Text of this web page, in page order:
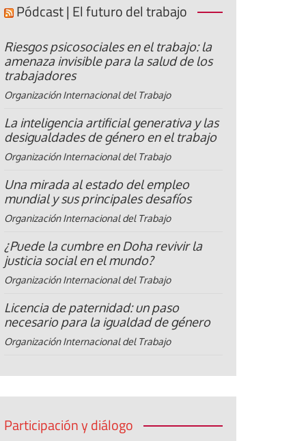
Pódcast | El futuro del trabajo
Riesgos psicosociales en el trabajo: la
amenaza invisible para la salud de los
trabajadores
Organización Internacional del Trabajo
La inteligencia artificial generativa y las
desigualdades de género en el trabajo
Organización Internacional del Trabajo
Una mirada al estado del empleo
mundial y sus principales desafíos
Organización Internacional del Trabajo
¿Puede la cumbre en Doha revivir la
justicia social en el mundo?
Organización Internacional del Trabajo
Licencia de paternidad: un paso
necesario para la igualdad de género
Organización Internacional del Trabajo
Participación y diálogo